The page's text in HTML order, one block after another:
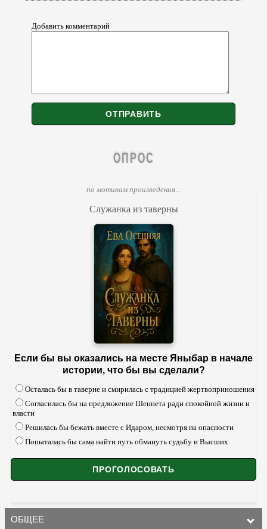
Добавить комментарий
ОПРОС
по мотивам произведения...
Служанка из таверны
Если бы вы оказались на месте Яныбар в начале
истории, что бы вы сделали?
Осталась бы в таверне и смирилась с традицией жертвоприношения
Согласилась бы на предложение Шеннета ради спокойной жизни и
власти
Решилась бы бежать вместе с Идаром, несмотря на опасности
Попыталась бы сама найти путь обмануть судьбу и Высших
ОБЩЕЕ